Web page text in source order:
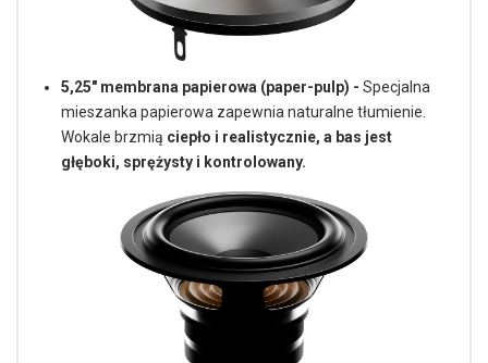
5,25" membrana papierowa (paper-pulp) - Specjalna
mieszanka papierowa zapewnia naturalne tłumienie.
Wokale brzmią ciepło i realistycznie, a bas jest
głęboki, sprężysty i kontrolowany.